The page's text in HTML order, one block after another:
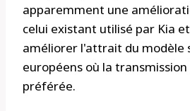
apparemment une
celui existant utilisé par Kia
améliorer l'attrait du modèle
européens où la
préférée.